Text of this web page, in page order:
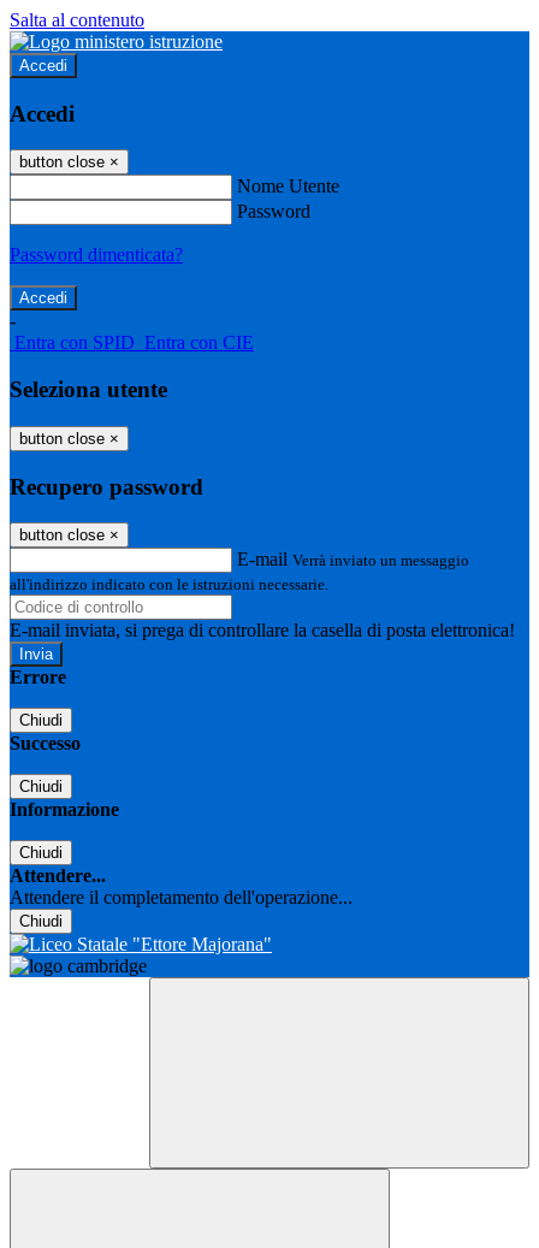
Salta al contenuto
Accedi
Accedi
button close ×
Nome Utente
Password
Password dimenticata?
-
Entra con SPID Entra con CIE
Seleziona utente
button close ×
Recupero password
button close ×
E-mail Verrà inviato un messaggio
all'indirizzo indicato con le istruzioni necessarie.
E-mail inviata, si prega di controllare la casella di posta elettronica!
Errore
Chiudi
Successo
Chiudi
Informazione
Chiudi
Attendere...
Attendere il completamento dell'operazione...
Chiudi